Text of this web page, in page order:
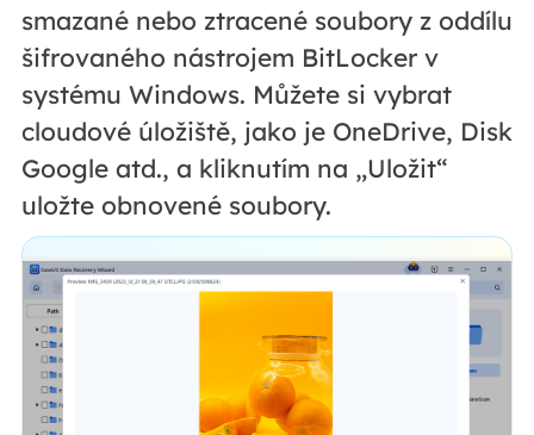
smazané nebo ztracené soubory z oddílu
šifrovaného nástrojem BitLocker v
systému Windows. Můžete si vybrat
cloudové úložiště, jako je OneDrive, Disk
Google atd., a kliknutím na „Uložit“
uložte obnovené soubory.